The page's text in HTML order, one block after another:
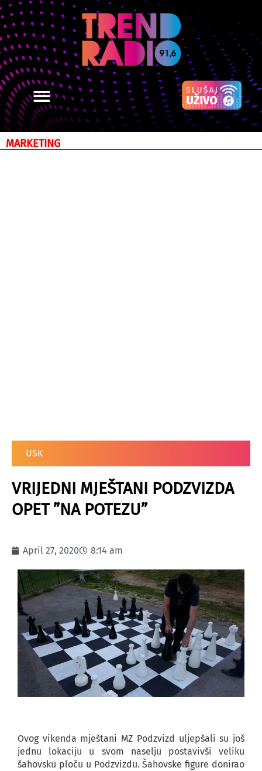
MARKETING
USK
VRIJEDNI MJEŠTANI PODZVIZDA
OPET ”NA POTEZU”
April 27, 2020 8:14 am
Ovog vikenda mještani MZ Podzvizd uljepšali su još
jednu lokaciju u svom naselju postavivši veliku
šahovsku ploču u Podzvizdu. Šahovske figure donirao